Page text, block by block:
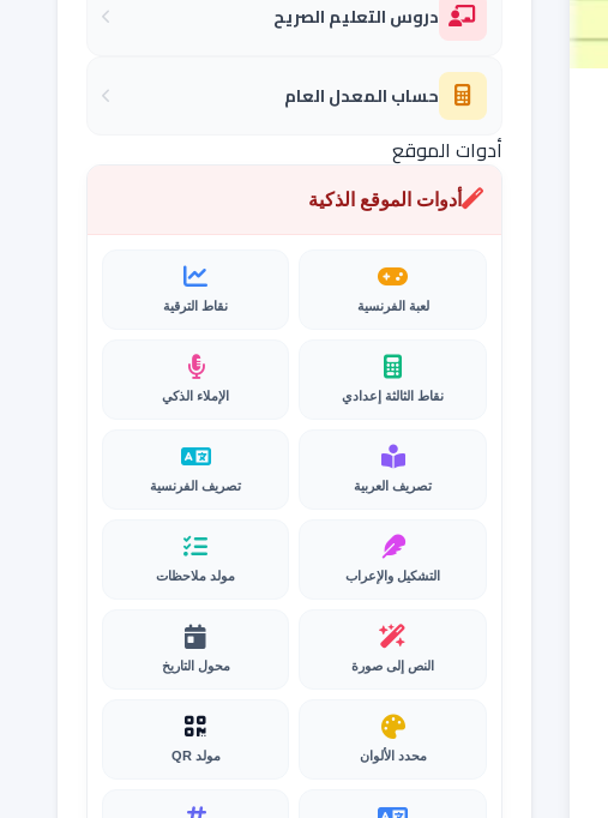
دروس التعليم الصريح
حساب المعدل العام
أدوات الموقع
أدوات الموقع الذكية
لعبة الفرنسية نقاط الترقية
نقاط الثالثة إعدادي الإملاء الذكي
تصريف العربية تصريف الفرنسية
التشكيل والإعراب مولد ملاحظات
النص إلى صورة محول التاريخ
محدد الألوان مولد QR